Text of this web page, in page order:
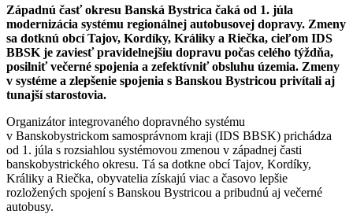
Západnú časť okresu Banská Bystrica čaká od 1. júla
modernizácia systému regionálnej autobusovej dopravy. Zmeny
sa dotknú obcí Tajov, Kordíky, Králiky a Riečka, cieľom IDS
BBSK je zaviesť pravidelnejšiu dopravu počas celého týždňa,
posilniť večerné spojenia a zefektívniť obsluhu územia. Zmeny
v systéme a zlepšenie spojenia s Banskou Bystricou privítali aj
tunajší starostovia.
Organizátor integrovaného dopravného systému
v Banskobystrickom samosprávnom kraji (IDS BBSK) prichádza
od 1. júla s rozsiahlou systémovou zmenou v západnej časti
banskobystrického okresu. Tá sa dotkne obcí Tajov, Kordíky,
Králiky a Riečka, obyvatelia získajú viac a časovo lepšie
rozložených spojení s Banskou Bystricou a pribudnú aj večerné
autobusy.